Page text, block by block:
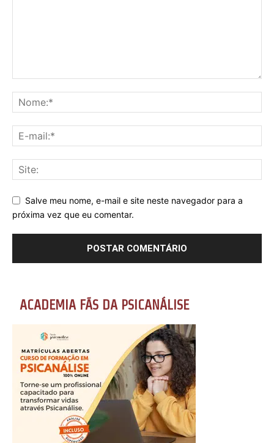
Salve meu nome, e-mail e site neste navegador para a
próxima vez que eu comentar.
ACADEMIA FÃS DA PSICANÁLISE